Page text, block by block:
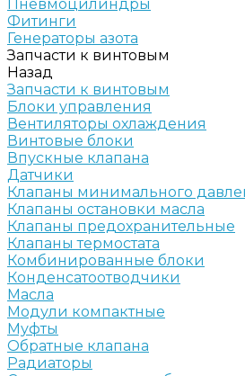
Пневмоцилиндры
Фитинги
Генераторы азота
Запчасти к винтовым
Назад
Запчасти к винтовым
Блоки управления
Вентиляторы охлаждения
Винтовые блоки
Впускные клапана
Датчики
Клапаны минимального
Клапаны остановки масла
Клапаны предохранительные
Клапаны термостата
Комбинированные блоки
Конденсатоотводчики
Масла
Модули компактные
Муфты
Обратные клапана
Радиаторы